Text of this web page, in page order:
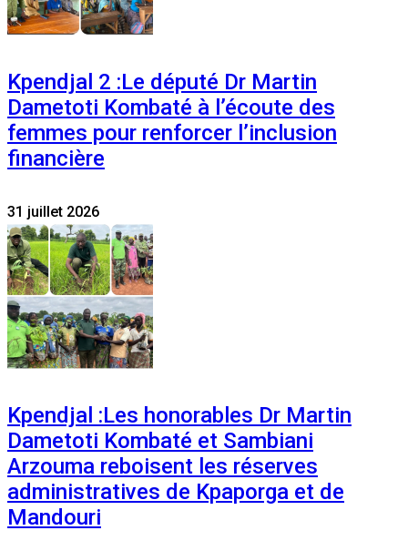
Kpendjal 2 :Le député Dr Martin
Dametoti Kombaté à l’écoute des
femmes pour renforcer l’inclusion
financière
31 juillet 2026
Kpendjal :Les honorables Dr Martin
Dametoti Kombaté et Sambiani
Arzouma reboisent les réserves
administratives de Kpaporga et de
Mandouri